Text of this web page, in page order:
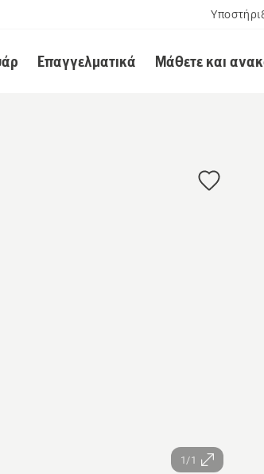
Επαγγελματικά Μάθετε και
1/1